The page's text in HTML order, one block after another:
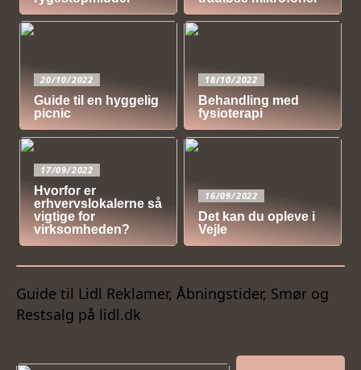
20/10/2022
Guide til en hyggelig
picnic
18/10/2022
Behandling med
fysioterapi
17/09/2022
Hvorfor er
erhvervslokalerne så
vigtige for
virksomheden?
16/09/2022
Det kan du opleve i
Vejle
Guide til Lidl Reklamer, Åbningstider, Smør og
Restsalg på lidl.dk